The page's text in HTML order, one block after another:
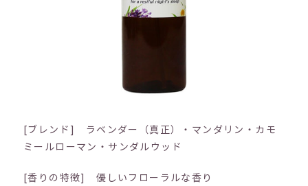
[ブレンド] ラベンダー（真正）・マンダリン・カモ
ミールローマン・サンダルウッド
[香りの特徴] 優しいフローラルな香り